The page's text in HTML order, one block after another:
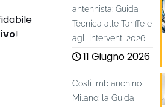
!
antennista: Guida
Tecnica alle Tariffe e
agli Interventi 2026
11 Giugno 2026
Costi imbianchino
Milano: la Guida